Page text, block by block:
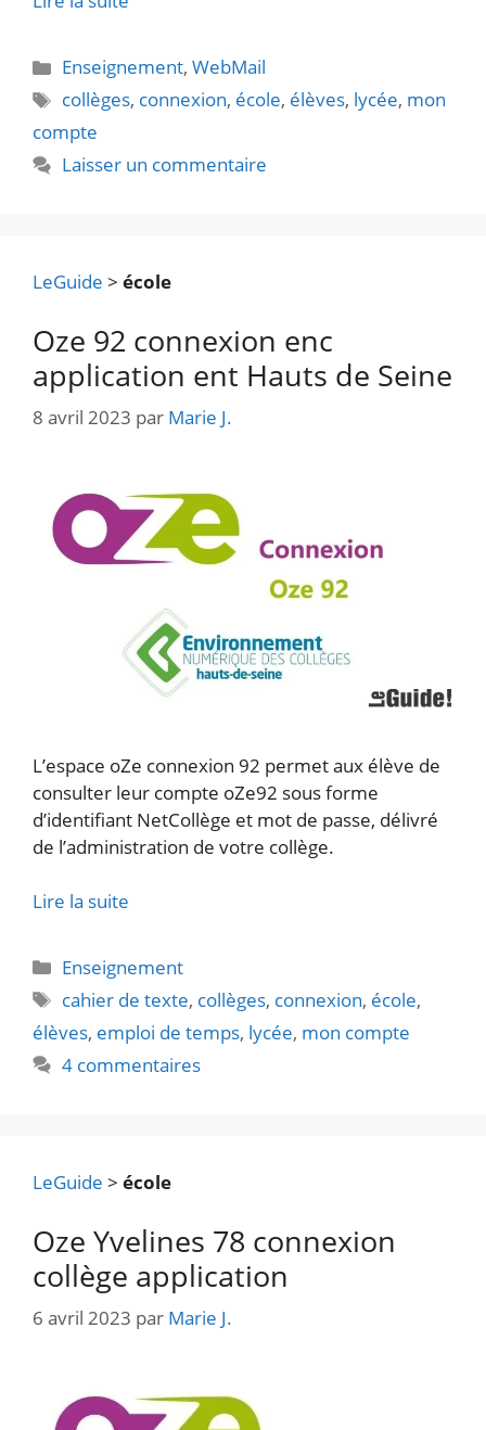
Catégories
Enseignement,WebMail
Étiquettes
collèges, connexion, école, élèves, lycée, mon
compte
Laisser un commentaire
LeGuide > école
Oze 92 connexion enc
application ent Hauts de Seine
8 avril 2023 par Marie J.
L’espace oZe connexion 92 permet aux élève de
consulter leur compte oZe92 sous forme
d’identifiant NetCollège et mot de passe, délivré
de l’administration de votre collège.
Lire la suite
Catégories
Enseignement
Étiquettes
cahier de texte, collèges, connexion, école,
élèves, emploi de temps, lycée, mon compte
4 commentaires
LeGuide > école
Oze Yvelines 78 connexion
collège application
6 avril 2023 par Marie J.